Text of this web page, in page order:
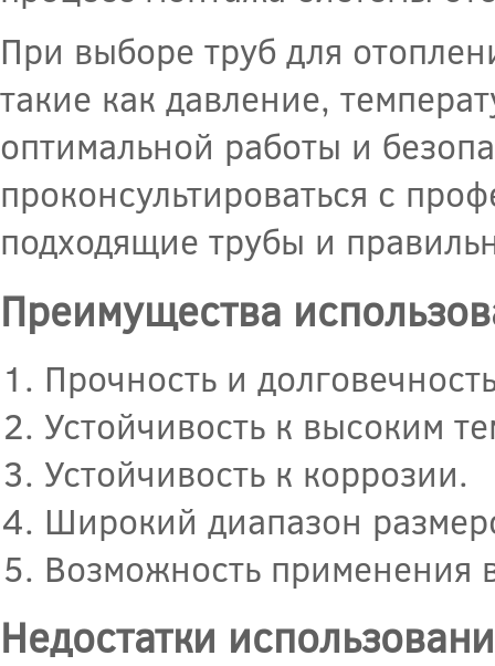
При выборе труб для
такие как давление,
оптимальной работы и
проконсультироваться с
подходящие трубы и
Преимущества
Прочность и
Устойчивость к высоким
Устойчивость к коррозии.
Широкий диапазон
Возможность применения
Недостатки